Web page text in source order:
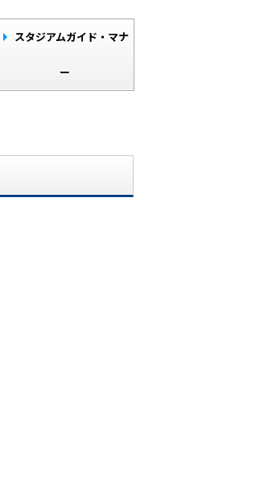
スタジアムガイド・マナ
ー